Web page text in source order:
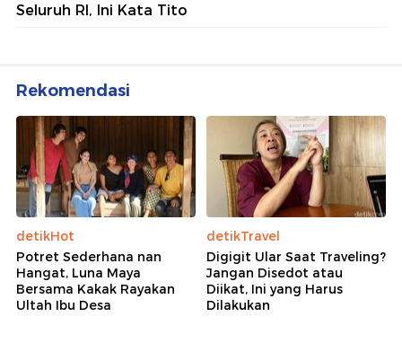
Seluruh RI, Ini Kata Tito
Rekomendasi
detikHot
Potret Sederhana nan
Hangat, Luna Maya
Bersama Kakak Rayakan
Ultah Ibu Desa
detikTravel
Digigit Ular Saat Traveling?
Jangan Disedot atau
Diikat, Ini yang Harus
Dilakukan